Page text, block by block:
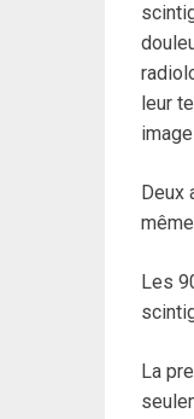
leur
Deux
Les
La